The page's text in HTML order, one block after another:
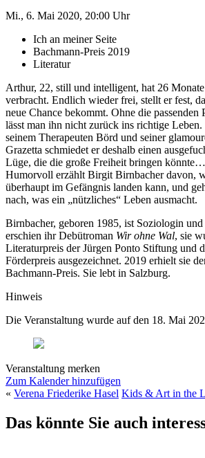
Mi., 6. Mai 2020, 20:00 Uhr
Ich an meiner Seite
Bachmann-Preis 2019
Literatur
Arthur, 22, still und intelligent, hat 26
verbracht. Endlich wieder frei, stellt er fest,
neue Chance bekommt. Ohne die passenden
lässt man ihn nicht zurück ins richtige
seinem Therapeuten Börd und seiner
Grazetta schmiedet er deshalb einen
Lüge, die die große Freiheit bringen könnte…
Humorvoll erzählt Birgit Birnbacher davon,
überhaupt im Gefängnis landen kann, und
nach, was ein „nützliches“ Leben ausmacht.
Birnbacher, geboren 1985, ist Soziologin
erschien ihr Debütroman Wir ohne Wal, sie
Literaturpreis der Jürgen Ponto Stiftung und
Förderpreis ausgezeichnet. 2019 erhielt sie
Bachmann-Preis. Sie lebt in Salzburg.
Hinweis
Die Veranstaltung wurde auf den 18. Mai
Veranstaltung merken
Zum Kalender hinzufügen
« Verena Friederike Hasel Kids & Art in the
Das könnte Sie auch